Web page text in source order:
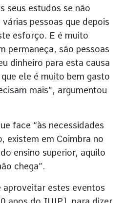
seus estudos se não
pessoas que depois
esforço. E é muito
permaneça, são pessoas
dinheiro para esta causa
ele é muito bem gasto
mais”, argumentou
face “às necessidades
existem em Coimbra no
ensino superior, aquilo
chega”.
aproveitar estes eventos